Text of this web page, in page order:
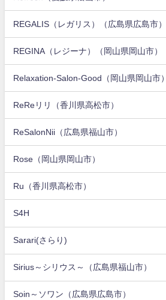
REGALIS（レガリス）（広島県広島市）
REGINA（レジーナ）（岡山県岡山市）
Relaxation-Salon-Good（岡山県岡山市）
ReReリリ（香川県高松市）
ReSalonNii（広島県福山市）
Rose（岡山県岡山市）
Ru（香川県高松市）
S4H
Sarari(さらり)
Sirius～シリウス～（広島県福山市）
Soin～ソワン（広島県広島市）